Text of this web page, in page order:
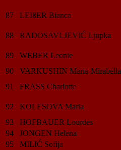
87 LEIßER Bianca
88 RADOSAVLJEVIĆ Ljupka
89 WEBER Leonie
90
VARKUSHIN Maria-Mirabella
91
FRASS Charlotte
92 KOLESOVA Maria
93
HOFBAUER Lourdes
94
JONGEN Helena
95
MILIĆ Sofija